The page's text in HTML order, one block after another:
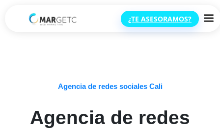
¿TE ASESORAMOS?
Agencia de redes sociales Cali
Agencia de redes